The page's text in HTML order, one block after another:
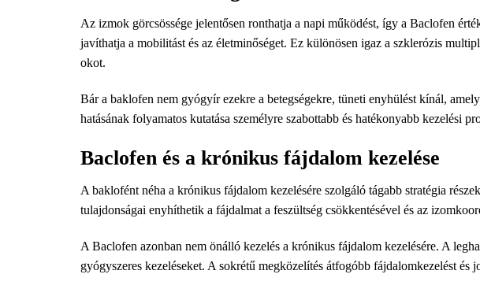
Az izmok görcsössége jelentősen ronthatja a napi működést, így a Baclofen
javíthatja a mobilitást és az életminőséget. Ez különösen igaz a szklerózis
okot.
Bár a baklofen nem gyógyír ezekre a betegségekre, tüneti enyhülést kínál,
​​hatásának folyamatos kutatása személyre szabottabb és hatékonyabb kezelési
Baclofen és a krónikus fájdalom kezelése
A baklofént néha a krónikus fájdalom kezelésére szolgáló tágabb stratégia
tulajdonságai enyhíthetik a fájdalmat a feszültség csökkentésével és az
A Baclofen azonban nem önálló kezelés a krónikus fájdalom kezelésére. A
gyógyszeres kezeléseket. A sokrétű megközelítés átfogóbb fájdalomkezelést